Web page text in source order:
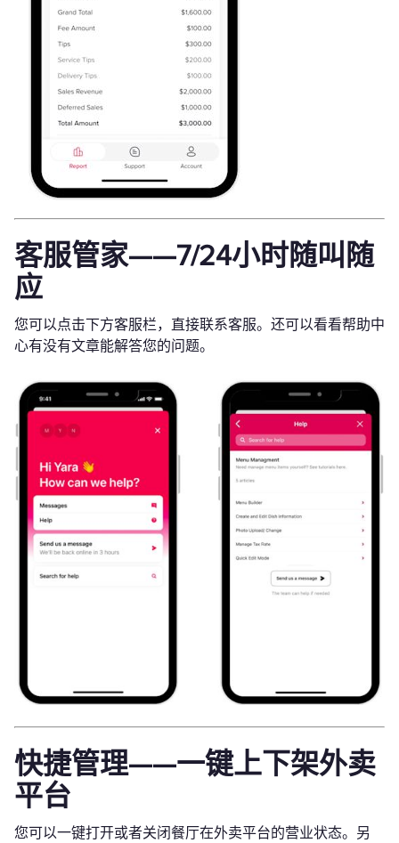
客服管家——7/24小时随叫随
应
您可以点击下方客服栏，直接联系客服。还可以看看帮助中
心有没有文章能解答您的问题。
快捷管理——一键上下架外卖
平台
您可以一键打开或者关闭餐厅在外卖平台的营业状态。另